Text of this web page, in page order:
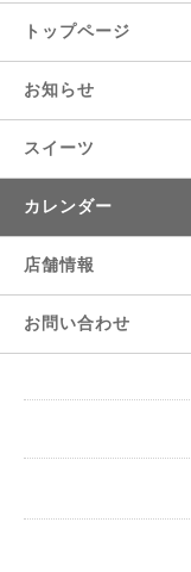
トップページ
お知らせ
スイーツ
カレンダー
店舗情報
お問い合わせ